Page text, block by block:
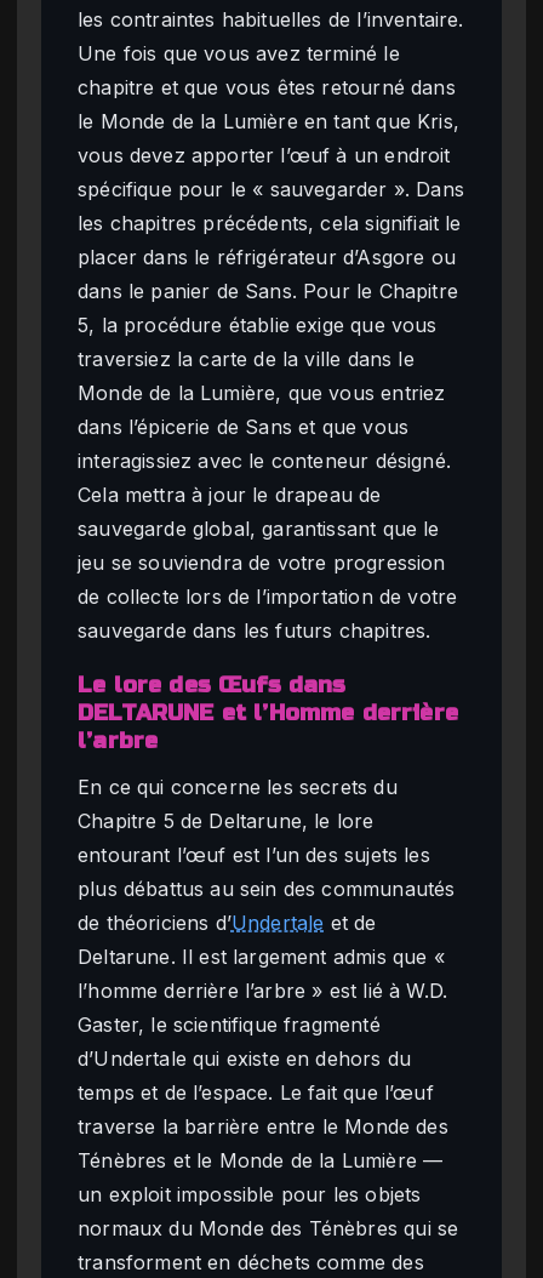
les contraintes habituelles de l’inventaire.
Une fois que vous avez terminé le
chapitre et que vous êtes retourné dans
le Monde de la Lumière en tant que Kris,
vous devez apporter l’œuf à un endroit
spécifique pour le « sauvegarder ». Dans
les chapitres précédents, cela signifiait le
placer dans le réfrigérateur d’Asgore ou
dans le panier de Sans. Pour le Chapitre
5, la procédure établie exige que vous
traversiez la carte de la ville dans le
Monde de la Lumière, que vous entriez
dans l’épicerie de Sans et que vous
interagissiez avec le conteneur désigné.
Cela mettra à jour le drapeau de
sauvegarde global, garantissant que le
jeu se souviendra de votre progression
de collecte lors de l’importation de votre
sauvegarde dans les futurs chapitres.
Le lore des Œufs dans
DELTARUNE et l’Homme derrière
l’arbre
En ce qui concerne les secrets du
Chapitre 5 de Deltarune, le lore
entourant l’œuf est l’un des sujets les
plus débattus au sein des communautés
de théoriciens d’Undertale et de
Deltarune. Il est largement admis que «
l’homme derrière l’arbre » est lié à W.D.
Gaster, le scientifique fragmenté
d’Undertale qui existe en dehors du
temps et de l’espace. Le fait que l’œuf
traverse la barrière entre le Monde des
Ténèbres et le Monde de la Lumière —
un exploit impossible pour les objets
normaux du Monde des Ténèbres qui se
transforment en déchets comme des